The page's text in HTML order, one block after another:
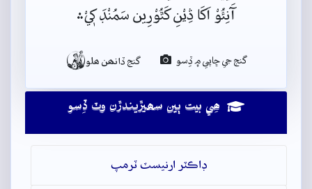
آَنِئُوْ اَکَا ڎِيْنِ کَٿُوْرِين سَمُنْڊَ کٖيْ﮶
گنج جي ڇاپي ۾ ڏِسو گنج ڏانھن ھلو
ھِي بيت ٻين سھيڙيندڙن وٽ ڏِسو
ڊاڪٽر ارنيسٽ ٽرمپ